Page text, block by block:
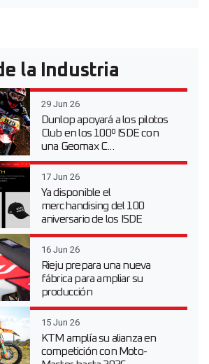
la Industria
29 Jun 26
Dunlop apoyará a los pilotos
Club en los 100º ISDE con
una Geomax C...
17 Jun 26
Ya disponible el
merchandising del 100
aniversario de los ISDE
16 Jun 26
Rieju prepara una nueva
fábrica para ampliar su
producción
15 Jun 26
KTM amplía su alianza en
competición con Moto-